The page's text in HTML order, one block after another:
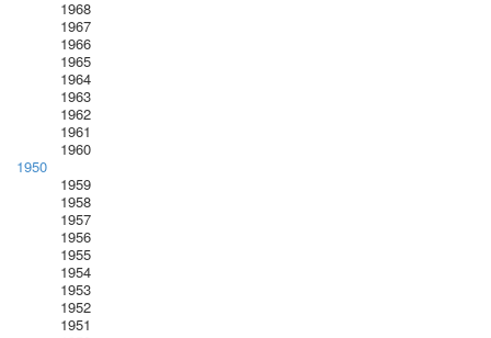
1968
1967
1966
1965
1964
1963
1962
1961
1960
1950
1959
1958
1957
1956
1955
1954
1953
1952
1951